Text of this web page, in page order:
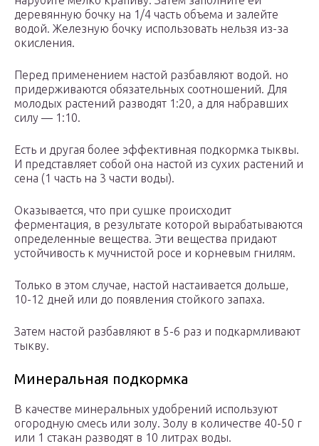
деревянную бочку на 1/4 часть объема и залейте
водой. Железную бочку использовать нельзя из-за
окисления.
Перед применением настой разбавляют водой. но
придерживаются обязательных соотношений. Для
молодых растений разводят 1:20, а для набравших
силу — 1:10.
Есть и другая более эффективная подкормка тыквы.
И представляет собой она настой из сухих растений и
сена (1 часть на 3 части воды).
Оказывается, что при сушке происходит
ферментация, в результате которой вырабатываются
определенные вещества. Эти вещества придают
устойчивость к мучнистой росе и корневым гнилям.
Только в этом случае, настой настаивается дольше,
10-12 дней или до появления стойкого запаха.
Затем настой разбавляют в 5-6 раз и подкармливают
тыкву.
Минеральная подкормка
В качестве минеральных удобрений используют
огородную смесь или золу. Золу в количестве 40-50 г
или 1 стакан разводят в 10 литрах воды.